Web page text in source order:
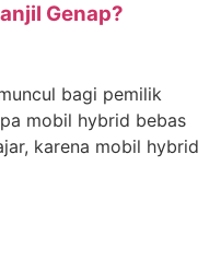
Genap?
bagi pemilik
mobil hybrid bebas
karena mobil hybrid